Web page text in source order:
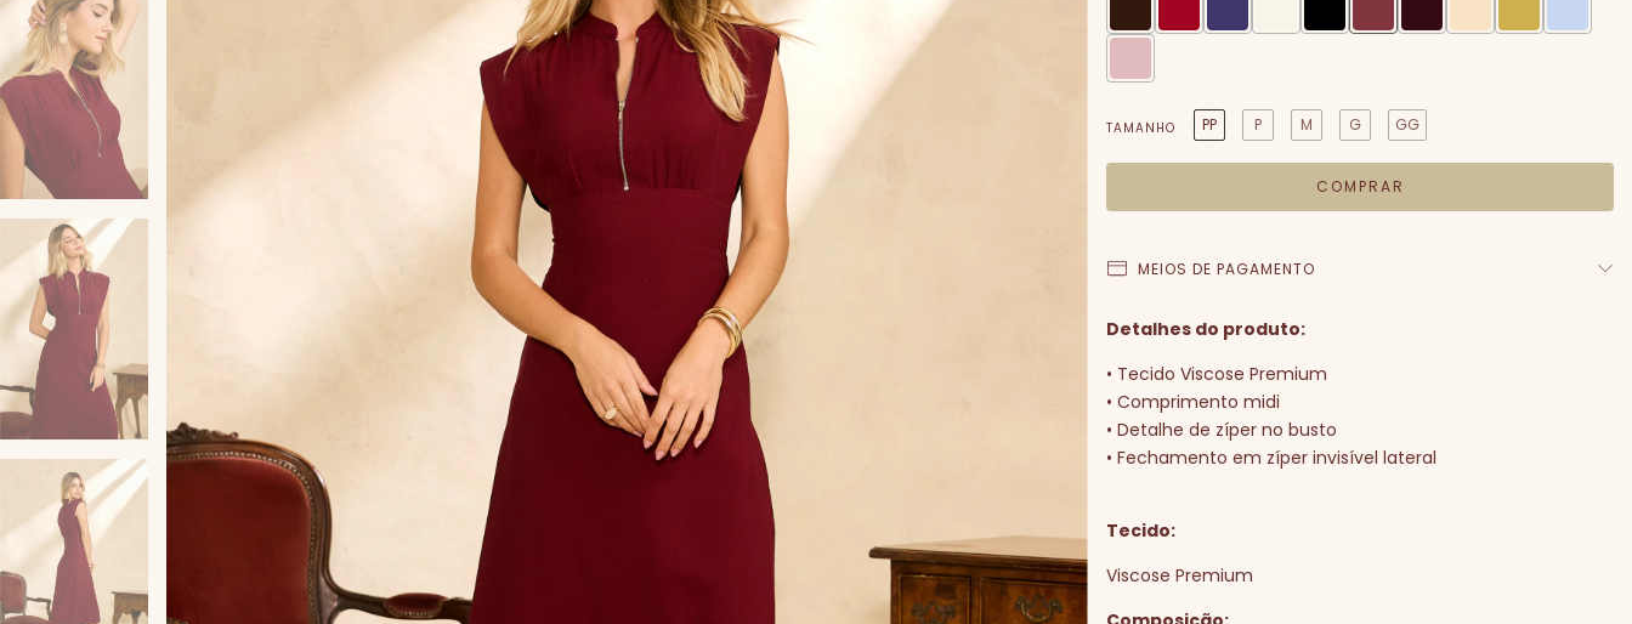
TAMANHO PP P M G GG
MEIOS DE PAGAMENTO
Detalhes do produto:
• Tecido Viscose Premium
• Comprimento midi
• Detalhe de zíper no busto
• Fechamento em zíper invisível lateral
Tecido:
Viscose Premium